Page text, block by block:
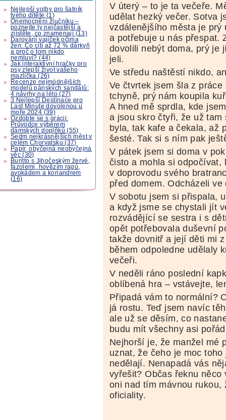
Nejlepší volby pro šatník
tvého dítěte (1)
Onemocnění žlučníku –
poznejte ty nejčastější a
zjistěte, co znamenají (13)
Darování vajíček očima
žen: Co cítí až 72 % dárkyň
a proč o tom nikdo
nemluví? (44)
Jak interaktivní hračky pro
psy zlepší život vašeho
mazlíčka (26)
Recenze nejmódnějších
modelů pánských sandálů:
4 návrhy na léto (27)
3 Nejlepší Destinace pro
Last Minute dovolenou u
moře 2024 (39)
Ozdobte se s grácii:
Průvodce výběrem
dámských doplňků (55)
Sedm nejkrásnějších měst v
celém Chorvatsku (37)
Papír, obyčejná neobyčejná
věc (30)
Buritto s Jihočeským žervé,
fazolemi, hovězím ragú,
avokádem a koriandrem
(16)
V úterý – to je ta večeře.
udělat hezký večer. Sotva
vzdálenějšího města je
a potřebuje u nás přespat.
dovolili nebýt doma, prý je
jeli.
Ve středu naštěstí nikdo,
Ve čtvrtek jsem šla z
tchyně, prý nám koupila
A hned mě sprdla, kde
a jsou skro čtyři, že už tam
byla, tak kafe a čekala, až
šesté. Tak si s ním pak
V pátek jsem si doma v
čisto a mohla si odpočívat,
v doprovodu svého
před domem. Odcházeli ve
V sobotu jsem si přispala,
a když jsme se chystali jít
rozvádějící se sestra i s
opět potřebovala duševní
takže dovnitř a její děti mi
během odpoledne udělaly
večeři.
V neděli ráno poslední
oblíbená hra – vstávejte,
Připadá vám to normální?
já rostu. Teď jsem navíc
ale už se děsím, co
budu mít všechny asi
Nejhorší je, že manžel mé
uznat, že čeho je moc
nedělají. Nenapadá vás
vyřešit? Občas řeknu něco
oni nad tím mávnou rukou,
oficiality.